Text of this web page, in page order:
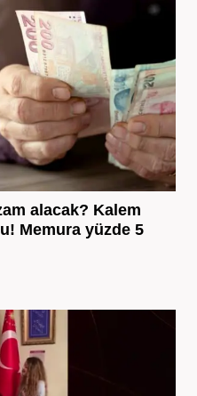
alacak? Kalem
Memura yüzde 5